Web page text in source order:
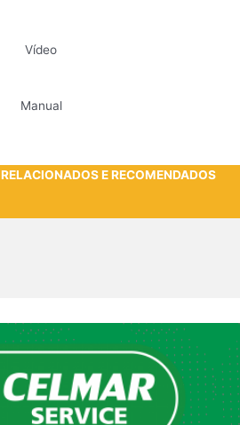
Vídeo
Manual
RELACIONADOS E RECOMENDADOS